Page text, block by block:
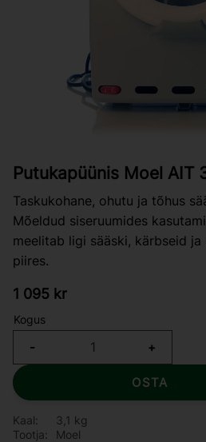
Putukapüünis Moel AIT
Taskukohane, ohutu ja tõhus
Mõeldud siseruumides
meelitab ligi sääski, kärbseid
piires.
1 095 kr
Kogus
+
-
OSTA
Kaal
3,1 kg
Tootja
Moel